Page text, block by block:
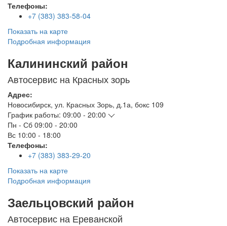
Телефоны:
+7 (383) 383-58-04
Показать на карте
Подробная информация
Калининский район
Автосервис на Красных зорь
Адрес:
Новосибирск, ул. Красных Зорь, д.1а, бокс 109
График работы: 09:00 - 20:00
Пн - Сб 09:00 - 20:00
Вс 10:00 - 18:00
Телефоны:
+7 (383) 383-29-20
Показать на карте
Подробная информация
Заельцовский район
Автосервис на Ереванской